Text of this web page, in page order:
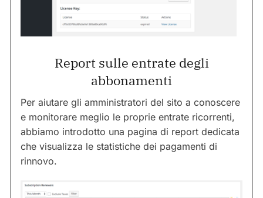
Report sulle entrate degli
abbonamenti
Per aiutare gli amministratori del sito a conoscere
e monitorare meglio le proprie entrate ricorrenti,
abbiamo introdotto una pagina di report dedicata
che visualizza le statistiche dei pagamenti di
rinnovo.